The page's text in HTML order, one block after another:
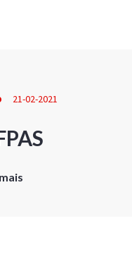
21-02-2021